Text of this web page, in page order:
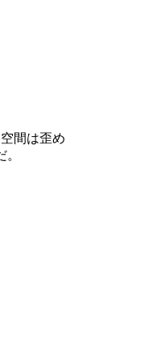
間は歪め